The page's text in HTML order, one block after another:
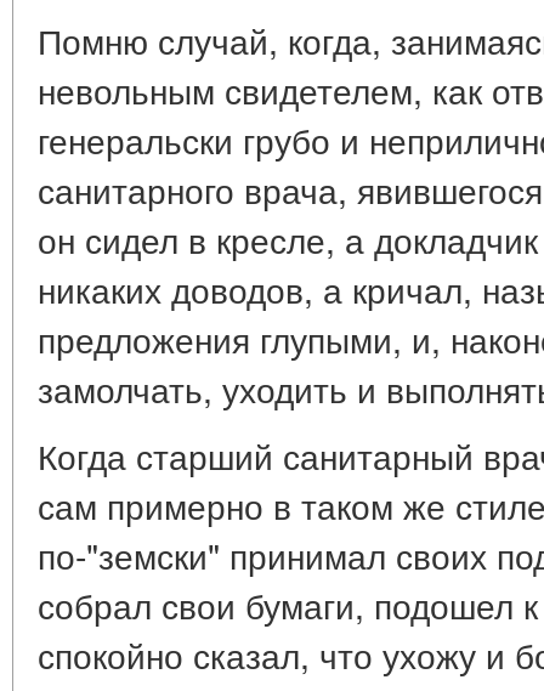
Помню случай, когда,
невольным свидетелем, как
генеральски грубо и
санитарного врача,
он сидел в кресле, а
никаких доводов, а кричал,
предложения глупыми, и,
замолчать, уходить и
Когда старший санитарный
сам примерно в таком же
по-"земски" принимал своих
собрал свои бумаги, подошел
спокойно сказал, что ухожу и